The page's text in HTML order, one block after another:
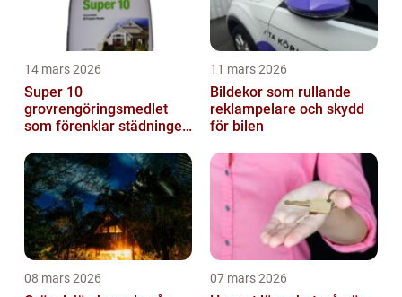
14 mars 2026
Super 10
grovrengöringsmedlet
som förenklar städningen
11 mars 2026
Bildekor som rullande
reklampelare och skydd
för bilen
08 mars 2026 07 mars 2026